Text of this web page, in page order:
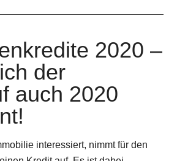
2020 –
der
auch 2020
interessiert, nimmt für den